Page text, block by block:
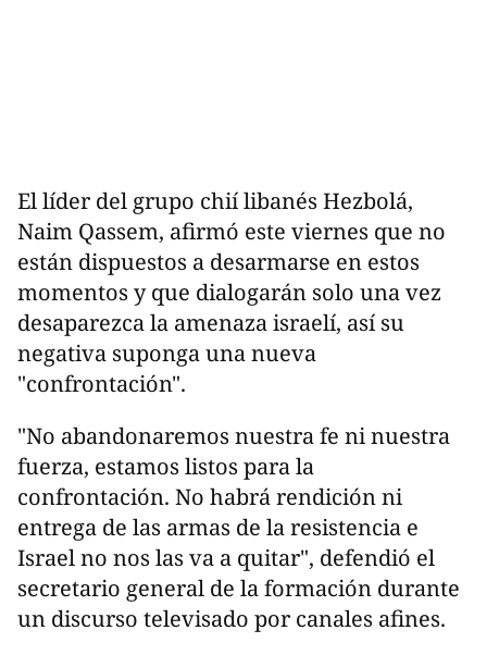
El líder del grupo chií libanés Hezbolá,
Naim Qassem, afirmó este viernes que no
están dispuestos a desarmarse en estos
momentos y que dialogarán solo una vez
desaparezca la amenaza israelí, así su
negativa suponga una nueva
"confrontación".
"No abandonaremos nuestra fe ni nuestra
fuerza, estamos listos para la
confrontación. No habrá rendición ni
entrega de las armas de la resistencia e
Israel no nos las va a quitar", defendió el
secretario general de la formación durante
un discurso televisado por canales afines.